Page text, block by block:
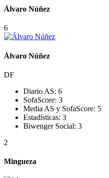
Álvaro Núñez
6
Álvaro Núñez
DF
Diario AS: 6
SofaScore: 3
Media AS y SofaScore: 5
Estadísticas: 3
Biwenger Social: 3
2
Mingueza